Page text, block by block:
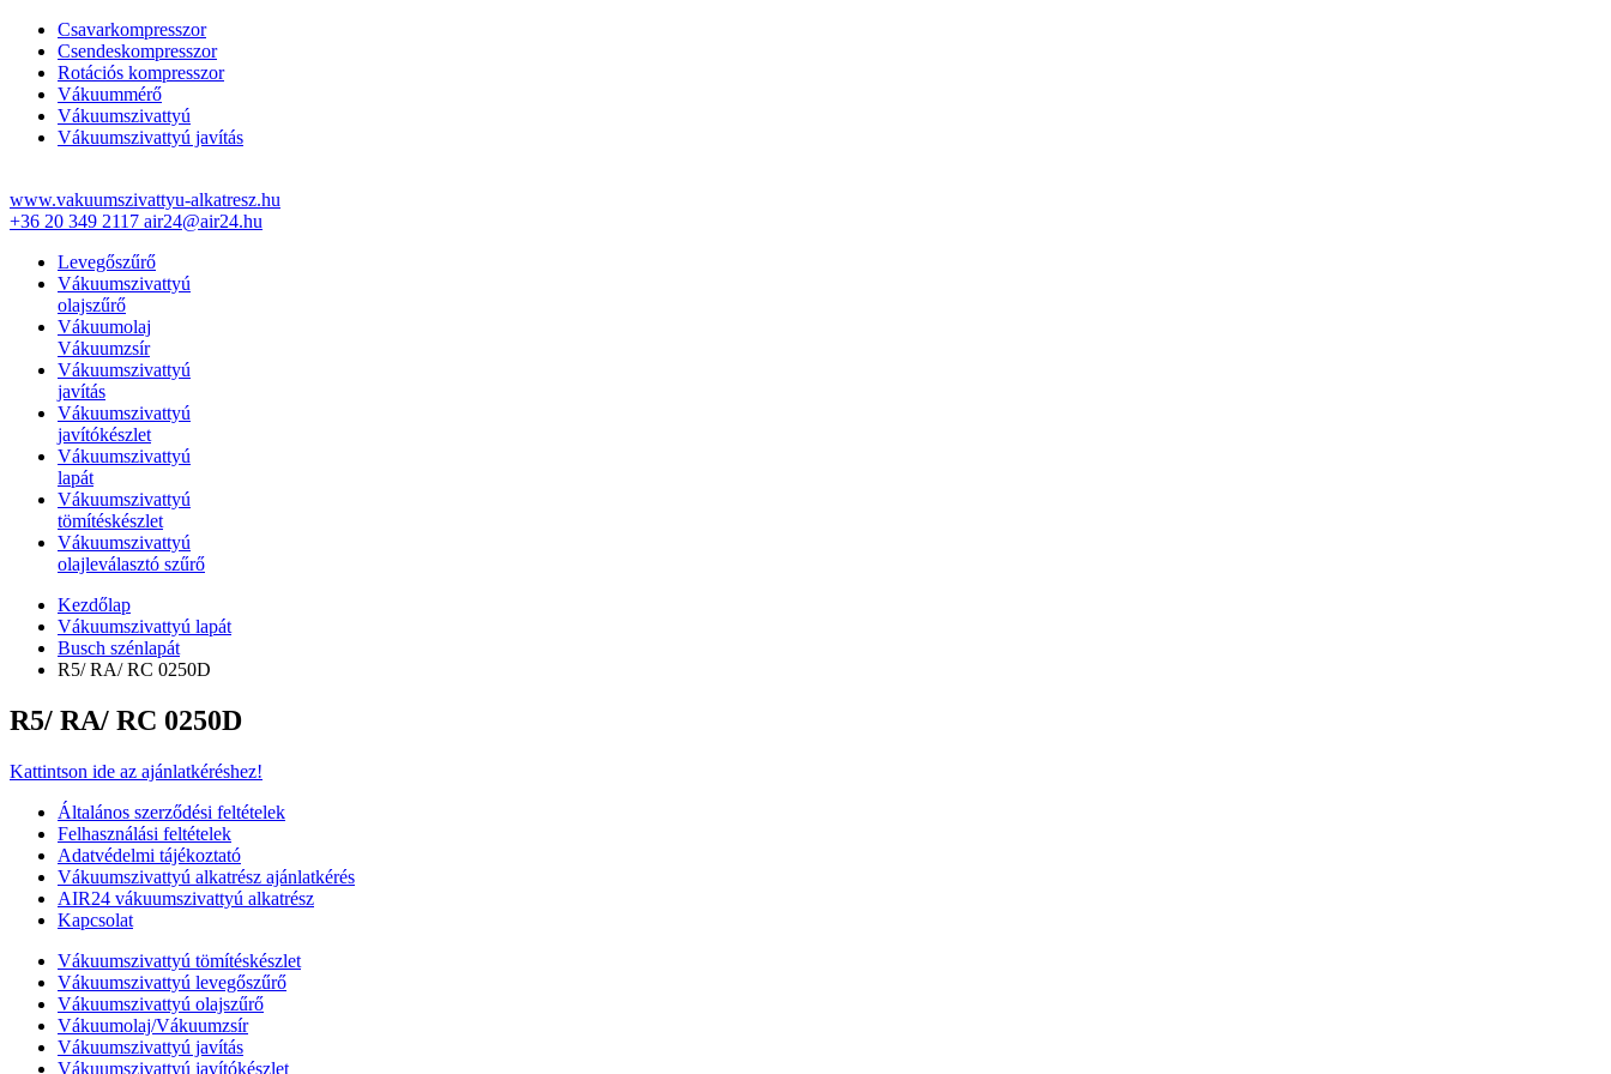
Csavarkompresszor
Csendeskompresszor
Rotációs kompresszor
Vákuummérő
Vákuumszivattyú
Vákuumszivattyú javítás
www.vakuumszivattyu-alkatresz.hu
+36 20 349 2117 air24@air24.hu
Levegőszűrő
Vákuumszivattyú
olajszűrő
Vákuumolaj
Vákuumzsír
Vákuumszivattyú
javítás
Vákuumszivattyú
javítókészlet
Vákuumszivattyú
lapát
Vákuumszivattyú
tömítéskészlet
Vákuumszivattyú
olajleválasztó szűrő
Kezdőlap
Vákuumszivattyú lapát
Busch szénlapát
R5/ RA/ RC 0250D
R5/ RA/ RC 0250D
Kattintson ide az ajánlatkéréshez!
Általános szerződési feltételek
Felhasználási feltételek
Adatvédelmi tájékoztató
Vákuumszivattyú alkatrész ajánlatkérés
AIR24 vákuumszivattyú alkatrész
Kapcsolat
Vákuumszivattyú tömítéskészlet
Vákuumszivattyú levegőszűrő
Vákuumszivattyú olajszűrő
Vákuumolaj/Vákuumzsír
Vákuumszivattyú javítás
Vákuumszivattyú javítókészlet